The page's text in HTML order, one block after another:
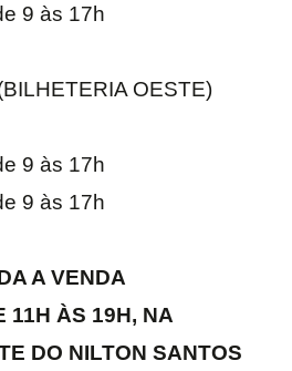
9 às 17h
OESTE)
9 às 17h
9 às 17h
A VENDA
11H ÀS 19H, NA
DO NILTON SANTOS